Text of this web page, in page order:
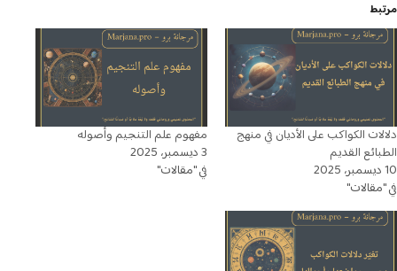
مرتبط
دلالات الكواكب على الأديان في منهج
الطبائع القديم
10 ديسمبر، 2025
في "مقالات"
مفهوم علم التنجيم وأصوله
3 ديسمبر، 2025
في "مقالات"